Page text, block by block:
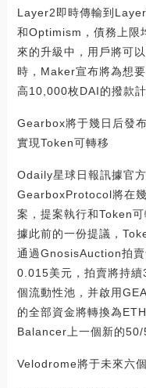
Layer2即時傳輸到
和Optimism，債務上限
來的升級中，用戶將可
時，Maker宣布將為想
高10,000枚DAI的撥款計
Gearbox將于幾日后發
實現Token可轉移
Odaily星球日報訊據官
GearboxProtocol將在
案，提案執行和Token
據此前的一份提議，
通過GnosisAuction拍
0.015美元，拍賣將持
個流動性池，并啟用
的全部資金將轉換為
Balancer上一個新的50/
Velodrome將于未來六